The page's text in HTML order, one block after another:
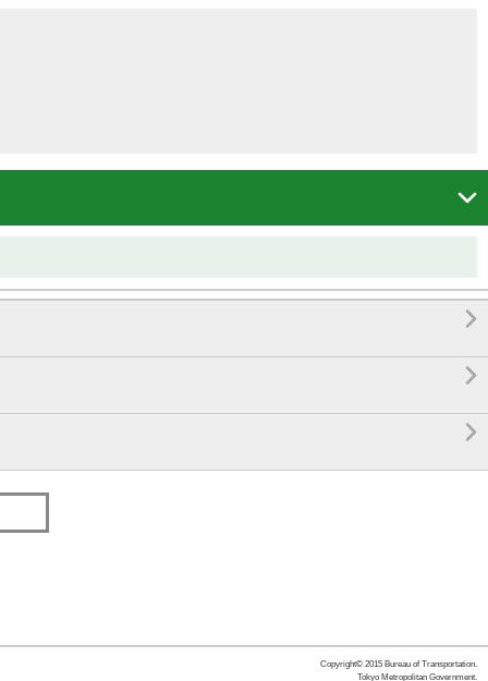




Copyright© 2015 Bureau of Transportation.
Tokyo Metropolitan Government.